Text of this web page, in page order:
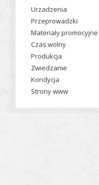
Urzadzenia
Przeprowadzki
Materialy promocyjne
Czas wolny
Produkcja
Zwiedzanie
Kondycja
Strony www